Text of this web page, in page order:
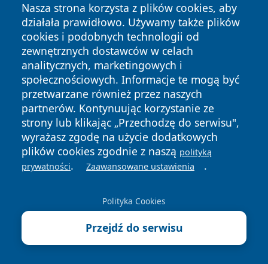
POKAZY PRACY MŁOTA | WARSZTATY
KOWALSKIE w Chorzowie
22 sierpnia 2026, 14:00
Spacer tematyczny: Chorzów
modernistyczny – architektura
miasta
22 sierpnia 2026, 20:00
„Świtezianka” SOUL w plenerze w
Chorzowie. Taneczno-muzyczny
spektakl przy SP 25
22 sierpnia 2026, 22:00
MICHAEL JACKSON King of POP Party!
Ostatnie Artykuły
Nasza strona korzysta z plików cookies, aby
działała prawidłowo. Używamy także plików
cookies i podobnych technologii od
zewnętrznych dostawców w celach
analitycznych, marketingowych i
społecznościowych. Informacje te mogą być
przetwarzane również przez naszych
partnerów. Kontynuując korzystanie ze
strony lub klikając „Przechodzę do serwisu",
wyrażasz zgodę na użycie dodatkowych
plików cookies zgodnie z naszą polityką
prywatności. Zaawansowane ustawienia .
Polityka Cookies
Przejdź do serwisu